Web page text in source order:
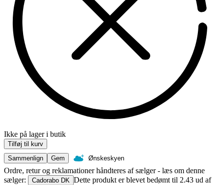
Ikke på lager i butik
Tilføj til kurv
Sammenlign
Gem Ønskeskyen
Ordre, retur og reklamationer håndteres af sælger - læs om denne
sælger:
Cadorabo DK Dette produkt er blevet bedømt til 2.43 ud af